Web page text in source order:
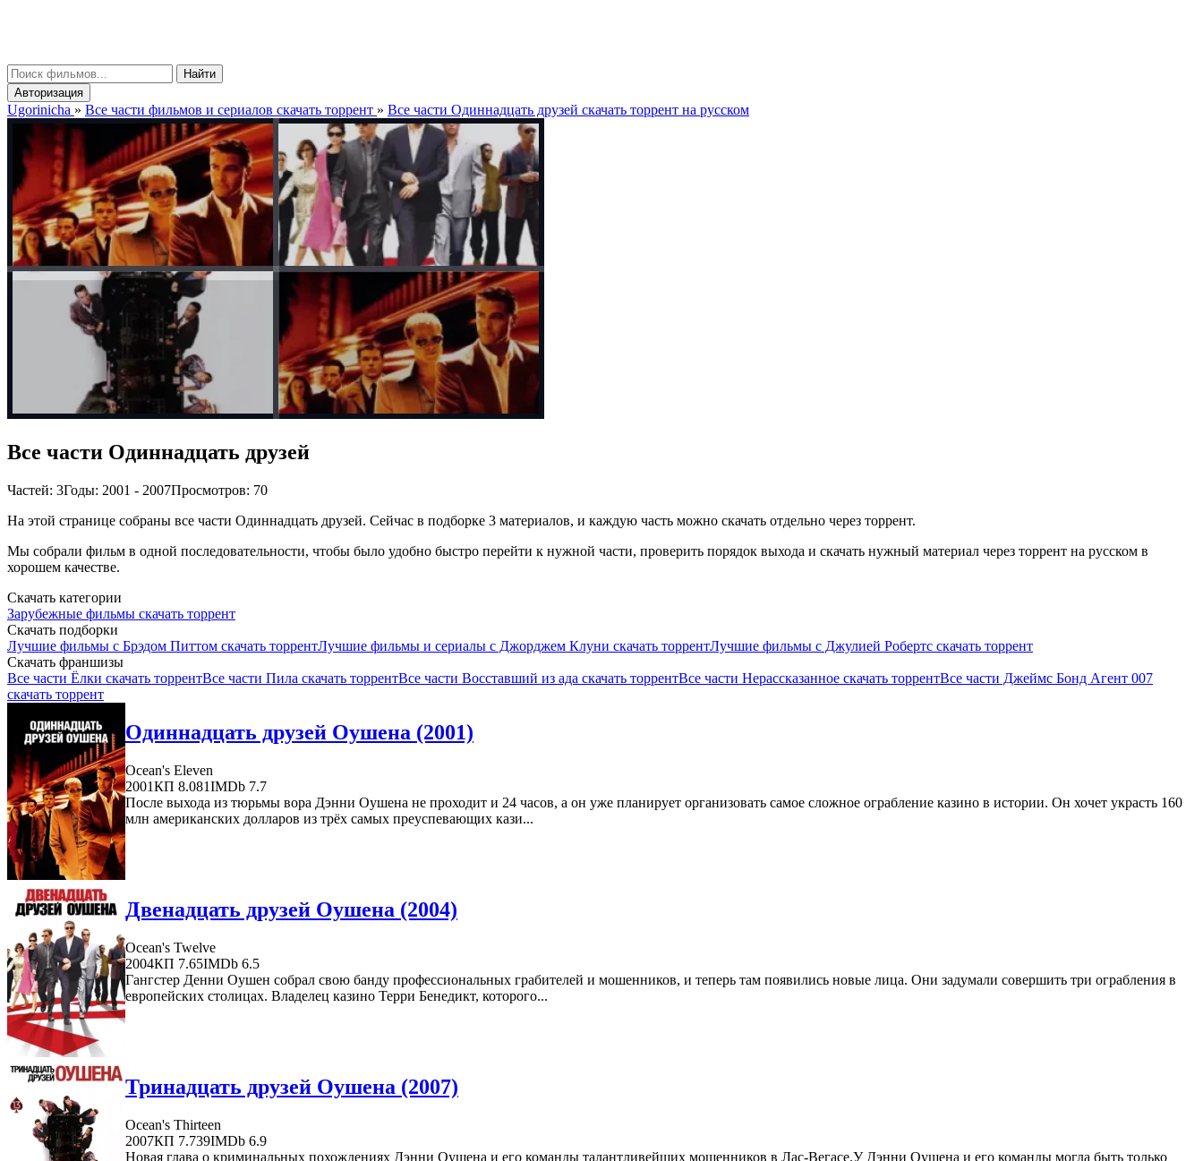
Найти
Авторизация
Ugorinicha » Все части фильмов и сериалов скачать торрент » Все части Одиннадцать друзей скачать торрент на русском
Все части Одиннадцать друзей
Частей: 3Годы: 2001 - 2007Просмотров: 70
На этой странице собраны все части Одиннадцать друзей. Сейчас в подборке 3 материалов, и каждую часть можно скачать отдельно через торрент.
Мы собрали фильм в одной последовательности, чтобы было удобно быстро перейти к нужной части, проверить порядок выхода и скачать нужный материал через торрент на русском в
хорошем качестве.
Скачать категории
Зарубежные фильмы скачать торрент
Скачать подборки
Лучшие фильмы с Брэдом Питтом скачать торрентЛучшие фильмы и сериалы с Джорджем Клуни скачать торрентЛучшие фильмы с Джулией Робертс скачать торрент
Скачать франшизы
Все части Ёлки скачать торрентВсе части Пила скачать торрентВсе части Восставший из ада скачать торрентВсе части Нерассказанное скачать торрентВсе части Джеймс Бонд Агент 007
скачать торрент
Одиннадцать друзей Оушена (2001)
Ocean's Eleven
2001КП 8.081IMDb 7.7
После выхода из тюрьмы вора Дэнни Оушена не проходит и 24 часов, а он уже планирует организовать самое сложное ограбление казино в истории. Он хочет украсть 160
млн американских долларов из трёх самых преуспевающих кази...
Двенадцать друзей Оушена (2004)
Ocean's Twelve
2004КП 7.65IMDb 6.5
Гангстер Денни Оушен собрал свою банду профессиональных грабителей и мошенников, и теперь там появились новые лица. Они задумали совершить три ограбления в
европейских столицах. Владелец казино Терри Бенедикт, которого...
Тринадцать друзей Оушена (2007)
Ocean's Thirteen
2007КП 7.739IMDb 6.9
Новая глава о криминальных похождениях Дэнни Оушена и его команды талантливейших мошенников в Лас-Вегасе.У Дэнни Оушена и его команды могла быть только